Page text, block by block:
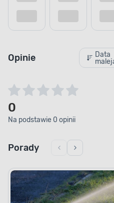
0
Na podstawie 0 opinii